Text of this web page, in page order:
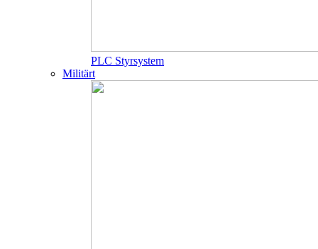
PLC Styrsystem
Militärt